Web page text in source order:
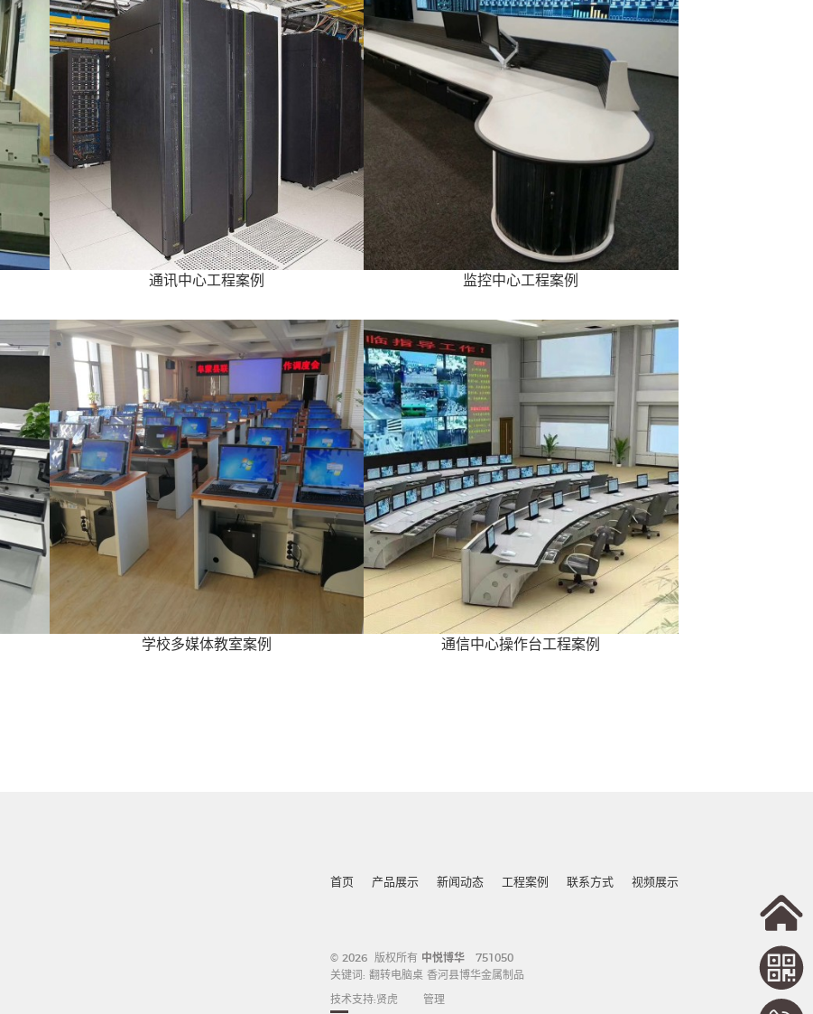
通讯中心工程案例 监控中心工程案例
学校多媒体教室案例 通信中心操作台工程案例
首页 产品展示 新闻动态 工程案例 联系方式 视频展示
© 2026 版权所有 中悦博华751050
关键词: 翻转电脑桌 香河县博华金属制品
技术支持:贤虎 管理